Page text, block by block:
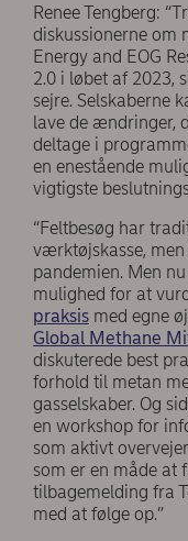
Renee Tengberg:
diskussionerne om
Energy and EOG
2.0 i løbet af 2023,
sejre. Selskaberne
lave de ændringer,
deltage i
en enestående
vigtigste
“Feltbesøg har
værktøjskasse,
pandemien. Men
mulighed for at
praksis med egne
Global Methane
diskuterede best
forhold til metan
gasselskaber. Og
en workshop for
som aktivt
som er en måde at
tilbagemelding fra
med at følge op.”